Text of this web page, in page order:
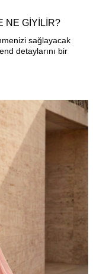
NE GIYILIR?
sağlayacak
detaylarını bir